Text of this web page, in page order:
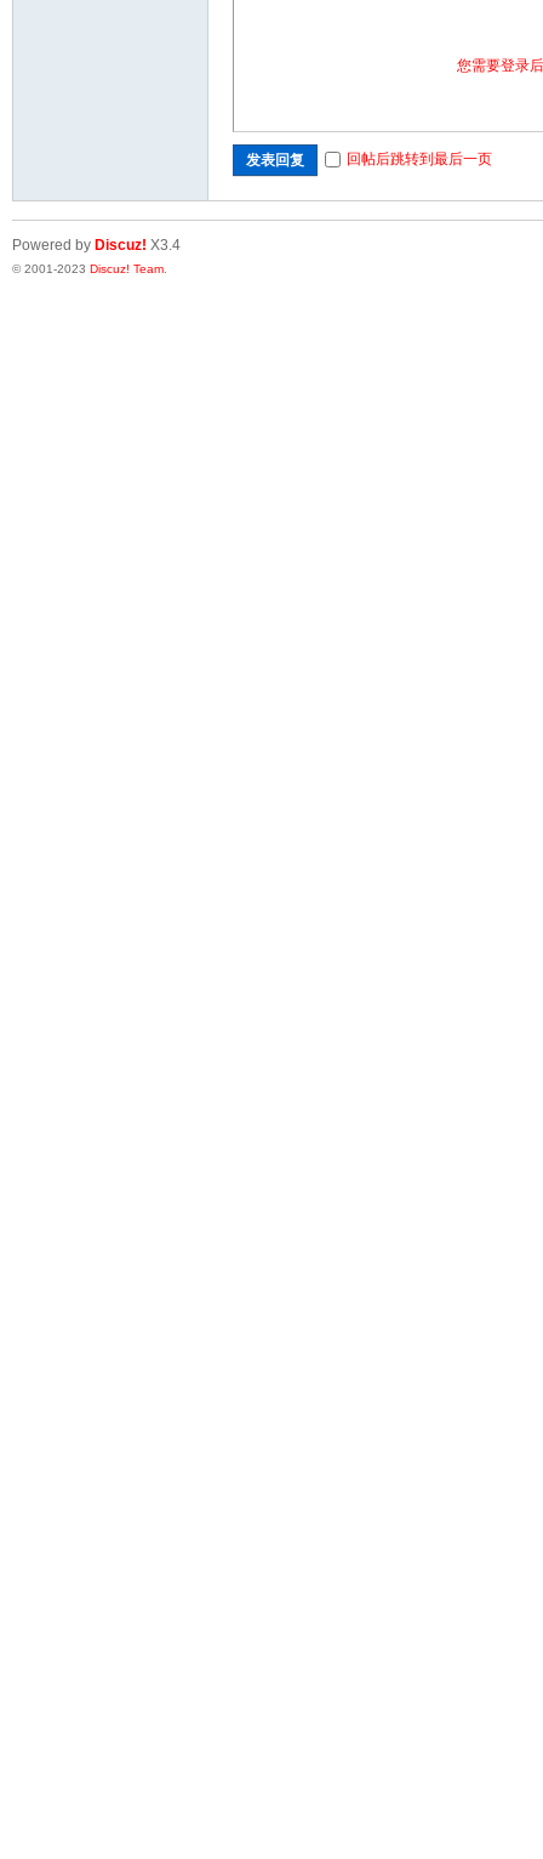
您需要登录
发表回复 回帖后跳转到最后一页
Powered by Discuz! X3.4
© 2001-2023 Discuz! Team.